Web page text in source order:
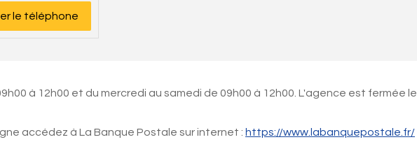
le téléphone
à 12h00 et du mercredi au samedi de 09h00 à 12h00. L'agence est fermée le
accédez à La Banque Postale sur internet : https://www.labanquepostale.fr/